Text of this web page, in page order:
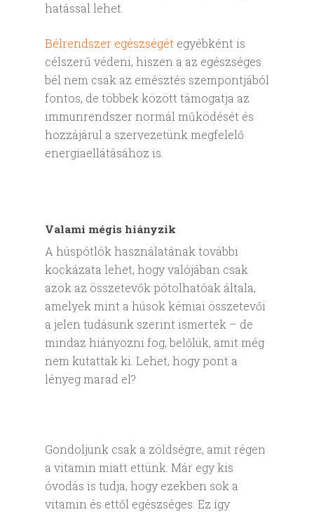
hatással lehet.
Bélrendszer egészségét egyébként is
célszerű védeni, hiszen a az egészséges
bél nem csak az emésztés szempontjából
fontos, de többek között támogatja az
immunrendszer normál működését és
hozzájárul a szervezetünk megfelelő
energiaellátásához is.
Valami mégis hiányzik
A húspótlók használatának további
kockázata lehet, hogy valójában csak
azok az összetevők pótolhatóak általa,
amelyek mint a húsok kémiai összetevői
a jelen tudásunk szerint ismertek – de
mindaz hiányozni fog, belőlük, amit még
nem kutattak ki. Lehet, hogy pont a
lényeg marad el?
Gondoljunk csak a zöldségre, amit régen
a vitamin miatt ettünk. Már egy kis
óvodás is tudja, hogy ezekben sok a
vitamin és ettől egészséges. Ez így